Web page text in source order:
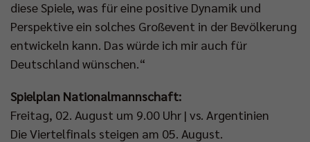
diese Spiele, was für eine positive Dynamik und
Perspektive ein solches Großevent in der Bevölkerung
entwickeln kann. Das würde ich mir auch für
Deutschland wünschen.“
Spielplan Nationalmannschaft:
Freitag, 02. August um 9.00 Uhr | vs. Argentinien
Die Viertelfinals steigen am 05. August.